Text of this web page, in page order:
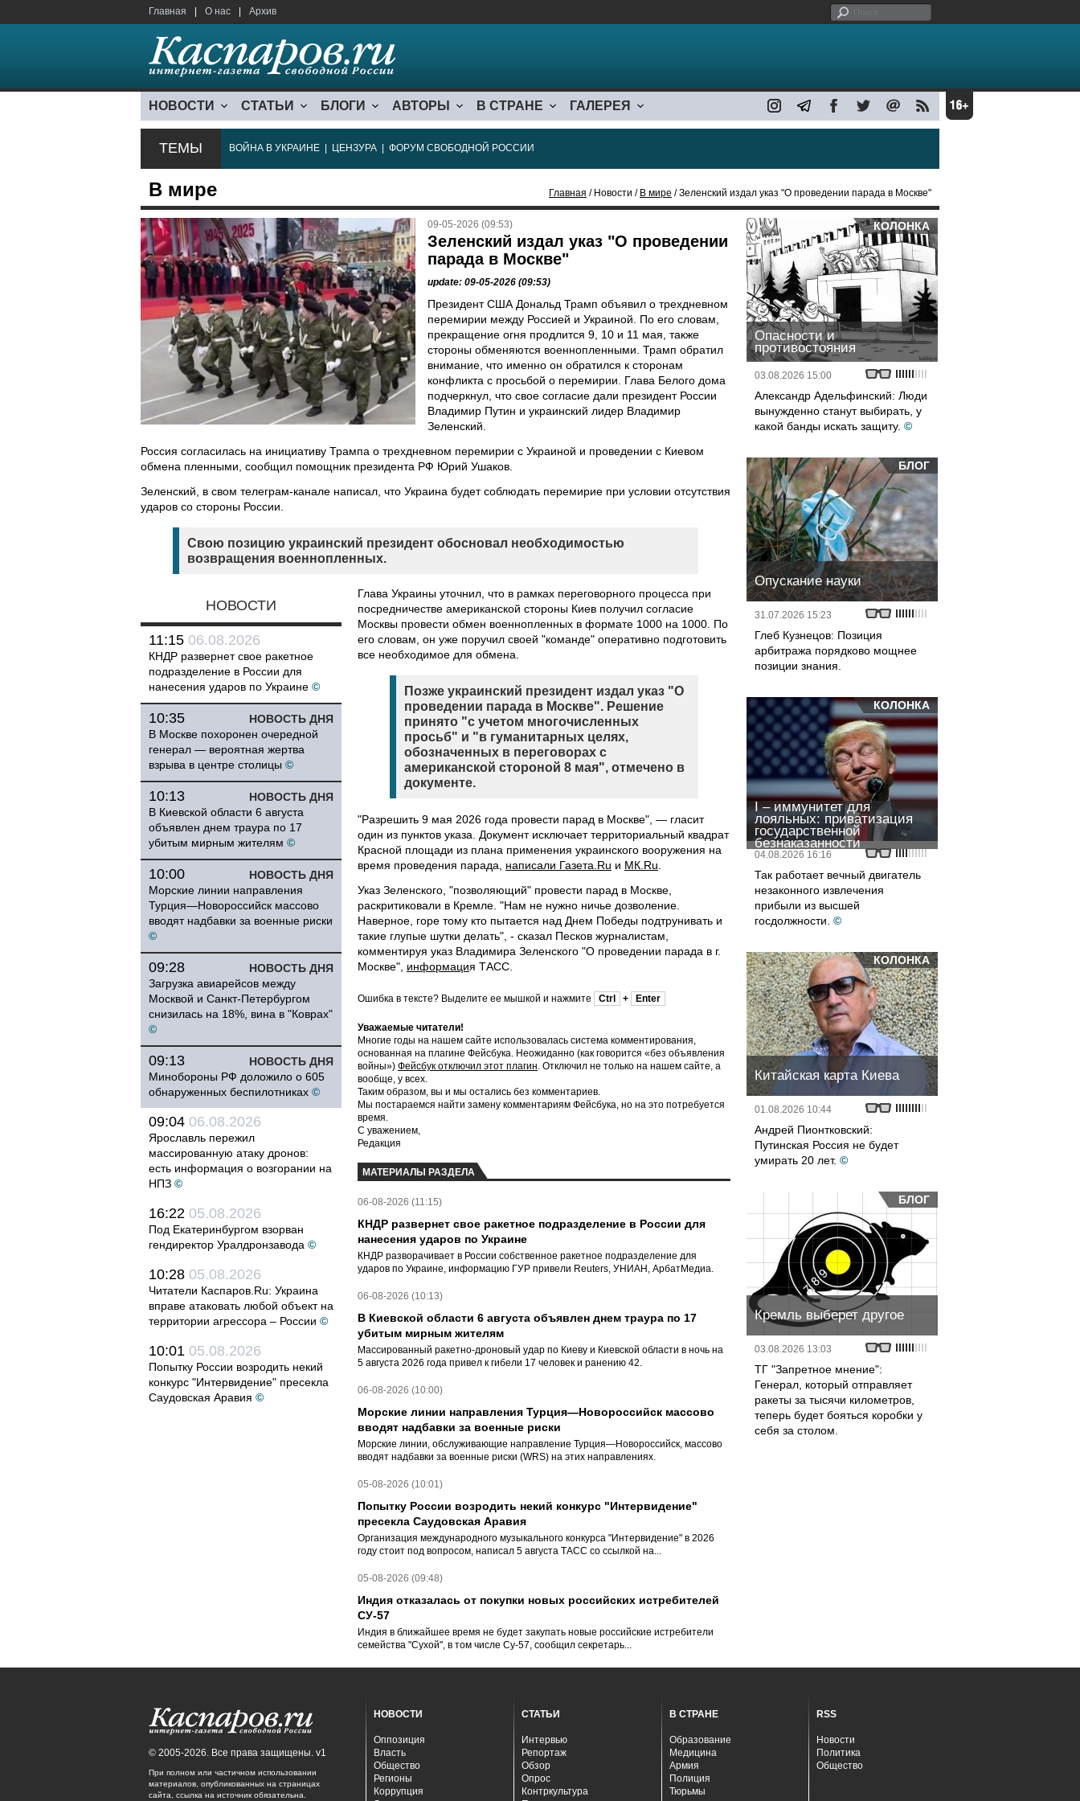
Главная О нас Архив
НОВОСТИ СТАТЬИ БЛОГИ АВТОРЫ В СТРАНЕ ГАЛЕРЕЯ
ТЕМЫ ВОЙНА В УКРАИНЕ ЦЕНЗУРА ФОРУМ СВОБОДНОЙ РОССИИ
В мире Главная / Новости / В мире / Зеленский издал указ "О проведении парада в Москве"
09-05-2026 (09:53)
Зеленский издал указ "О проведении
парада в Москве"
update: 09-05-2026 (09:53)
Президент США Дональд Трамп объявил о трехдневном
перемирии между Россией и Украиной. По его словам,
прекращение огня продлится 9, 10 и 11 мая, также
стороны обменяются военнопленными. Трамп обратил
внимание, что именно он обратился к сторонам
конфликта с просьбой о перемирии. Глава Белого дома
подчеркнул, что свое согласие дали президент России
Владимир Путин и украинский лидер Владимир
Зеленский.
Россия согласилась на инициативу Трампа о трехдневном перемирии с Украиной и проведении с Киевом
обмена пленными, сообщил помощник президента РФ Юрий Ушаков.
Зеленский, в свом телеграм-канале написал, что Украина будет соблюдать перемирие при условии отсутствия
ударов со стороны России.
Свою позицию украинский президент обосновал необходимостью
возвращения военнопленных.
НОВОСТИ
11:15 06.08.2026
КНДР развернет свое ракетное
подразделение в России для
нанесения ударов по Украине ©
НОВОСТЬ ДНЯ
10:35
В Москве похоронен очередной
генерал — вероятная жертва
взрыва в центре столицы ©
НОВОСТЬ ДНЯ
10:13
В Киевской области 6 августа
объявлен днем траура по 17
убитым мирным жителям ©
НОВОСТЬ ДНЯ
10:00
Морские линии направления
Турция—Новороссийск массово
вводят надбавки за военные риски
©
НОВОСТЬ ДНЯ
09:28
Загрузка авиарейсов между
Москвой и Санкт-Петербургом
снизилась на 18%, вина в "Коврах"
©
НОВОСТЬ ДНЯ
09:13
Минобороны РФ доложило о 605
обнаруженных беспилотниках ©
09:04 06.08.2026
Ярославль пережил
массированную атаку дронов:
есть информация о возгорании на
НПЗ ©
16:22 05.08.2026
Под Екатеринбургом взорван
гендиректор Уралдронзавода ©
10:28 05.08.2026
Читатели Каспаров.Ru: Украина
вправе атаковать любой объект на
территории агрессора – России ©
10:01 05.08.2026
Попытку России возродить некий
конкурс "Интервидение" пресекла
Саудовская Аравия ©
Глава Украины уточнил, что в рамках переговорного процесса при
посредничестве американской стороны Киев получил согласие
Москвы провести обмен военнопленных в формате 1000 на 1000. По
его словам, он уже поручил своей "команде" оперативно подготовить
все необходимое для обмена.
Позже украинский президент издал указ "О
проведении парада в Москве". Решение
принято "с учетом многочисленных
просьб" и "в гуманитарных целях,
обозначенных в переговорах с
американской стороной 8 мая", отмечено в
документе.
"Разрешить 9 мая 2026 года провести парад в Москве", — гласит
один из пунктов указа. Документ исключает территориальный квадрат
Красной площади из плана применения украинского вооружения на
время проведения парада, написали Газета.Ru и МК.Ru
Указ Зеленского, "позволяющий" провести парад в Москве,
раскритиковали в Кремле. "Нам не нужно ничье дозволение.
Наверное, горе тому кто пытается над Днем Победы подтрунивать и
такие глупые шутки делать", - сказал Песков журналистам,
комментируя указ Владимира Зеленского "О проведении парада в г.
Москве", информация ТАСС.
Ошибка в тексте? Выделите ее мышкой и нажмите Ctrl + Enter
Уважаемые читатели!
Многие годы на нашем сайте использовалась система комментирования,
основанная на плагине Фейсбука. Неожиданно (как говорится «без объявления
войны») Фейсбук отключил этот плагин. Отключил не только на нашем сайте, а
вообще, у всех.
Таким образом, вы и мы остались без комментариев.
Мы постараемся найти замену комментариям Фейсбука, но на это потребуется
время.
С уважением,
Редакция
МАТЕРИАЛЫ РАЗДЕЛА
06-08-2026 (11:15)
КНДР развернет свое ракетное подразделение в России для
нанесения ударов по Украине
КНДР разворачивает в России собственное ракетное подразделение для
ударов по Украине, информацию ГУР привели Reuters, УНИАН, АрбатМедиа.
06-08-2026 (10:13)
В Киевской области 6 августа объявлен днем траура по 17
убитым мирным жителям
Массированный ракетно-дроновый удар по Киеву и Киевской области в ночь на
5 августа 2026 года привел к гибели 17 человек и ранению 42.
06-08-2026 (10:00)
Морские линии направления Турция—Новороссийск массово
вводят надбавки за военные риски
Морские линии, обслуживающие направление Турция—Новороссийск, массово
вводят надбавки за военные риски (WRS) на этих направлениях.
05-08-2026 (10:01)
Попытку России возродить некий конкурс "Интервидение"
пресекла Саудовская Аравия
Организация международного музыкального конкурса "Интервидение" в 2026
году стоит под вопросом, написал 5 августа ТАСС со ссылкой на...
05-08-2026 (09:48)
Индия отказалась от покупки новых российских истребителей
СУ-57
Индия в ближайшее время не будет закупать новые российские истребители
семейства "Сухой", в том числе Су-57, сообщил секретарь...
КОЛОНКА
Опасности и
противостояния
03.08.2026 15:00
Александр Адельфинский: Люди
вынужденно станут выбирать, у
какой банды искать защиту. ©
БЛОГ
Опускание науки
31.07.2026 15:23
Глеб Кузнецов: Позиция
арбитража порядково мощнее
позиции знания.
КОЛОНКА
I – иммунитет для
лояльных: приватизация
государственной
безнаказанности
04.08.2026 16:16
Так работает вечный двигатель
незаконного извлечения
прибыли из высшей
госдолжности. ©
КОЛОНКА
Китайская карта Киева
01.08.2026 10:44
Андрей Пионтковский:
Путинская Россия не будет
умирать 20 лет. ©
БЛОГ
Кремль выберет другое
03.08.2026 13:03
ТГ "Запретное мнение":
Генерал, который отправляет
ракеты за тысячи километров,
теперь будет бояться коробки у
себя за столом.
© 2005-2026. Все права защищены. v1
При полном или частичном использовании
материалов, опубликованных на страницах
сайта, ссылка на источник обязательна.
НОВОСТИ
Оппозиция
Власть
Общество
Регионы
Коррупция
СТАТЬИ
Интервью
Репортаж
Обзор
Опрос
Контркультура
В СТРАНЕ
Образование
Медицина
Армия
Полиция
Тюрьмы
RSS
Новости
Политика
Общество